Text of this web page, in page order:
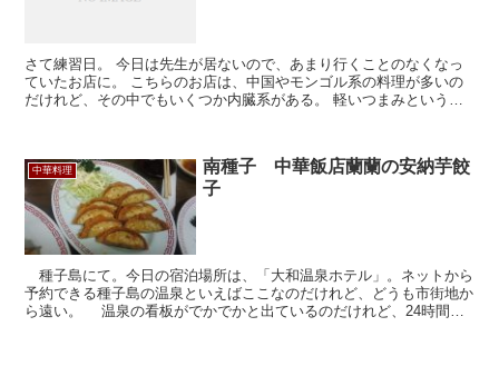
さて練習日。 今日は先生が居ないので、あまり行くことのなくなっ
ていたお店に。 こちらのお店は、中国やモンゴル系の料理が多いの
だけれど、その中でもいくつか内臓系がある。 軽いつまみというこ
中華料理
南種子 中華飯店蘭蘭の安納芋餃
子
種子島にて。今日の宿泊場所は、「大和温泉ホテル」。ネットから
予約できる種子島の温泉といえばここなのだけれど、どうも市街地か
ら遠い。 温泉の看板がでかでかと出ているのだけれど、24時間の